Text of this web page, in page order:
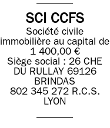
SCI CCFS
Société civile
immobilière au capital de
1 400,00 €
Siège social : 26 CHE
DU RULLAY 69126
BRINDAS
802 345 272 R.C.S.
LYON